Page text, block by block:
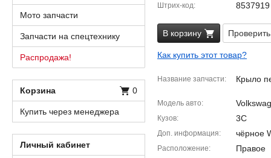
Штрих-код 8537919
В корзину
Как купить этот товар?
Название запчасти Крыло
Модель авто
Кузов 3C
Доп. информация чёрное
Расположение Правое
Мото запчасти
Запчасти на спецтехнику
Распродажа!
Корзина 0
Купить через менеджера
Личный кабинет